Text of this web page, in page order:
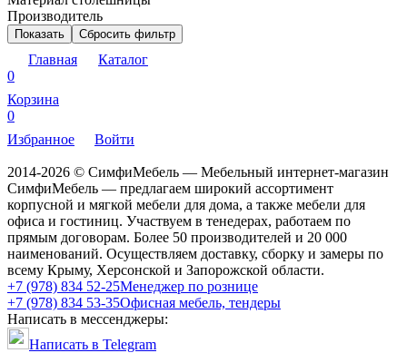
Производитель
Показать Сбросить фильтр
Главная
Каталог
0
Корзина
0
Избранное
Войти
2014-2026 © СимфиМебель — Мебельный интернет-магазин
СимфиМебель — предлагаем широкий ассортимент
корпусной и мягкой мебели для дома, а также мебели для
офиса и гостиниц. Участвуем в тенедерах, работаем по
прямым договорам. Более 50 производителей и 20 000
наименований. Осуществляем доставку, сборку и замеры по
всему Крыму, Херсонской и Запорожской области.
+7 (978) 834 52-25Менеджер по рознице
+7 (978) 834 53-35Офисная мебель, тендеры
Написать в мессенджеры:
Написать в Telegram